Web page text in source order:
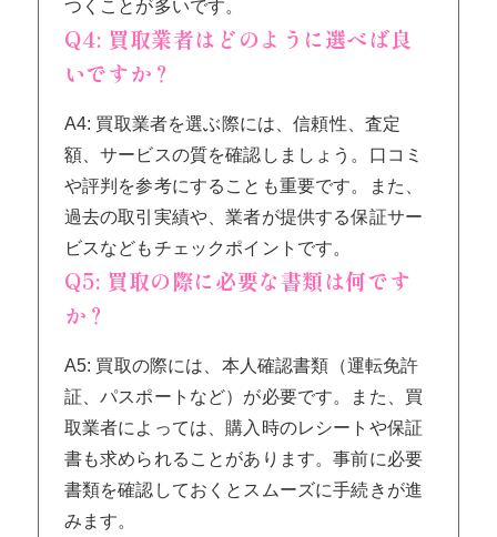
つくことが多いです。
Q4: 買取業者はどのように選べば良
いですか？
A4: 買取業者を選ぶ際には、信頼性、査定
額、サービスの質を確認しましょう。口コミ
や評判を参考にすることも重要です。また、
過去の取引実績や、業者が提供する保証サー
ビスなどもチェックポイントです。
Q5: 買取の際に必要な書類は何です
か？
A5: 買取の際には、本人確認書類（運転免許
証、パスポートなど）が必要です。また、買
取業者によっては、購入時のレシートや保証
書も求められることがあります。事前に必要
書類を確認しておくとスムーズに手続きが進
みます。